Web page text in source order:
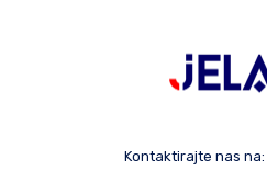
Kontaktirajte nas na: